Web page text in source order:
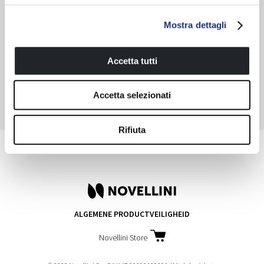
Mostra dettagli
Accetta tutti
Accetta selezionati
Rifiuta
Voor meer informatie volg ons op Facebook of schrijf naar:
#runningnovellini
Share
ALGEMENE PRODUCTVEILIGHEID
Novellini Store